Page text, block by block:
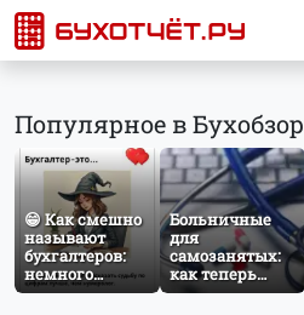
Популярное в Бухобзор
😁 Как смешно
называют
бухгалтеров:
немного
профессионального
Больничные
для
самозанятых:
как теперь
работает